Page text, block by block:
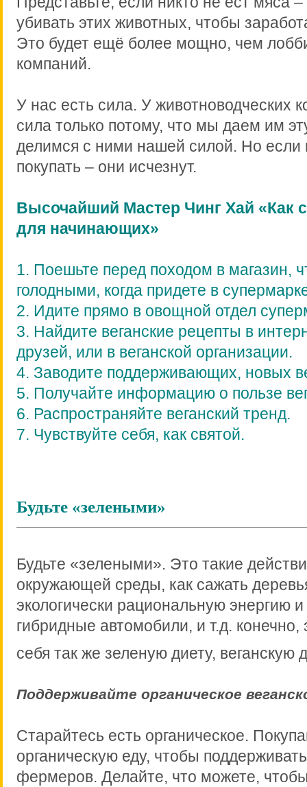
убивать этих животных, чтобы
Это будет ещё более мощно, чем
компаний.
У нас есть сила. У животноводческих
сила только потому, что мы даем им
делимся с ними нашей силой. Но если
покупать – они исчезнут.
Высочайший Мастер Чинг Хай «Как
для начинающих»
1. Поешьте перед походом в магазин,
голодными, когда придете в
2. Идите прямо в овощной отдел
3. Найдите веганские рецепты в
друзей, или в веганской организации.
4. Заводите поддерживающих, новых
5. Получайте информацию о пользе
6. Распространяйте веганский тренд.
7. Чувствуйте себя, как святой.
Будьте «зелеными»
Будьте «зелеными». Это такие
окружающей среды, как сажать
экологически рациональную энергию и
гибридные автомобили, и т.д. конечно,
себя так же зеленую диету, веганскую
Поддерживайте органическое
Старайтесь есть органическое.
органическую еду, чтобы
фермеров. Делайте, что можете,